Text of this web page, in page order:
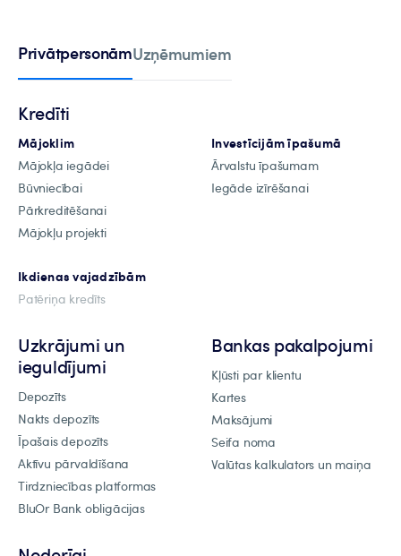
PrivātpersonāmUzņēmumiem
Kredīti
Mājoklim
Mājokļa iegādei
Būvniecībai
Pārkreditēšanai
Mājokļu projekti
Investīcijām īpašumā
Ārvalstu īpašumam
Iegāde izīrēšanai
Ikdienas vajadzībām
Patēriņa kredīts
Uzkrājumi un
ieguldījumi
Depozīts
Nakts depozīts
Īpašais depozīts
Aktīvu pārvaldīšana
Tirdzniecības platformas
BluOr Bank obligācijas
Bankas pakalpojumi
Kļūsti par klientu
Kartes
Maksājumi
Seifa noma
Valūtas kalkulators un maiņa